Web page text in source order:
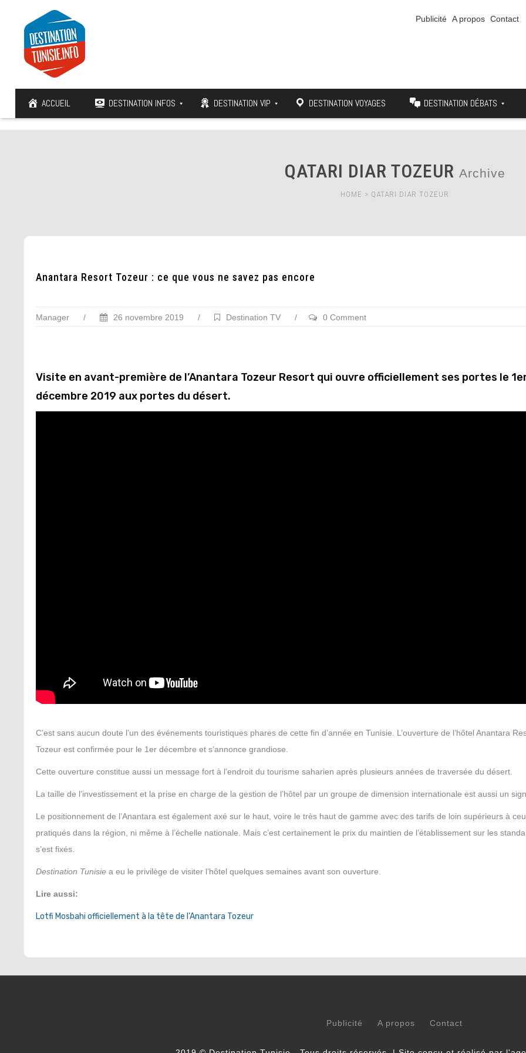
Publicité A propos Contact
ACCUEIL DESTINATION INFOS DESTINATION VIP DESTINATION VOYAGES DESTINATION DÉBATS
QATARI DIAR TOZEUR Archive
HOME > QATARI DIAR TOZEUR
Anantara Resort Tozeur : ce que vous ne savez pas encore
Manager / 26 novembre 2019 / Destination TV / 0 Comment
Visite en avant-première de l’Anantara Tozeur Resort qui ouvre officiellement ses portes le
décembre 2019 aux portes du désert.
C’est sans aucun doute l’un des événements touristiques phares de cette fin d’année en Tunisie. L’ouverture de l’hôtel Anantara
Tozeur est confirmée pour le 1er décembre et s’annonce grandiose.
Cette ouverture constitue aussi un message fort à l’endroit du tourisme saharien après plusieurs années de traversée du désert.
La taille de l’investissement et la prise en charge de la gestion de l’hôtel par un groupe de dimension internationale est aussi un
Le positionnement de l’Anantara est également axé sur le haut, voire le très haut de gamme avec des tarifs de loin supérieurs à
pratiqués dans la région, ni même à l’échelle nationale. Mais c’est certainement le prix du maintien de l’établissement sur les
s’est fixés.
Destination Tunisie a eu le privilège de visiter l’hôtel quelques semaines avant son ouverture.
Lire aussi:
Lotfi Mosbahi officiellement à la tête de l’Anantara Tozeur
Publicité A propos Contact